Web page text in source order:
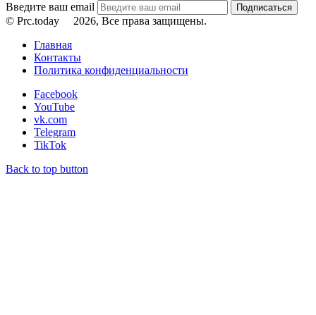
Введите ваш email
© Prc.today
2026, Все права защищены.
Главная
Контакты
Политика конфиденциальности
Facebook
YouTube
vk.com
Telegram
TikTok
Back to top button